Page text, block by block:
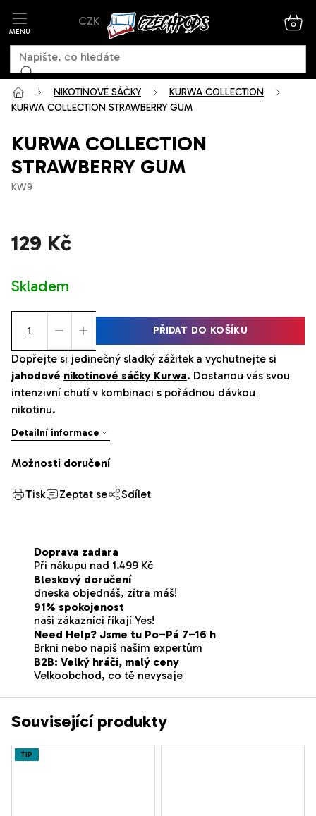
CZK
NIKOTINOVÉ SÁČKY
KURWA COLLECTION
KURWA COLLECTION STRAWBERRY GUM
KURWA COLLECTION
STRAWBERRY GUM
KW9
129 Kč
cena:
Skladem
Možnosti doručení
PŘIDAT DO KOŠÍKU
Dopřejte si jedinečný sladký zážitek a vychutnejte si
jahodové nikotinové sáčky Kurwa. Dostanou vás svou
intenzivní chutí v kombinaci s pořádnou dávkou
nikotinu.
Detailní informace
Tisk Zeptat se Sdílet
Doprava zadara
Při nákupu nad 1.499 Kč
Bleskový doručení
dneska objednáš, zítra máš!
91% spokojenost
naši zákazníci říkají Yes!
Need Help? Jsme tu Po–Pá 7–16 h
Brkni nebo napiš našim expertům
B2B: Velký hráči, malý ceny
Velkoobchod, co tě nevysaje
Související produkty
TIP